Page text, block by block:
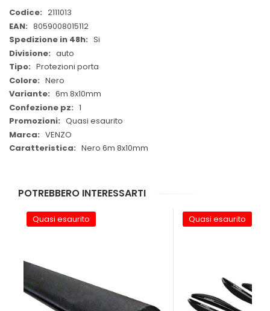
Maggiori
Informazioni
2111013
8059008015112
Si
auto
Protezioni porta
Nero
6m 8x10mm
1
Quasi esaurito
VENZO
Nero 6m 8x10mm
POTREBBERO INTERESSARTI
Quasi esaurito Quasi esaurito